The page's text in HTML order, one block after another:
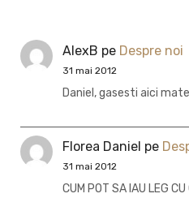
AlexB pe Despre noi
31 mai 2012
Daniel, gasesti aici
Florea Daniel pe
31 mai 2012
CUM POT SA IAU LEG CU